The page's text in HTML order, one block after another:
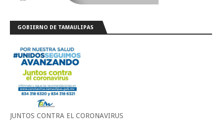
GOBIERNO DE TAMAULIPAS
JUNTOS CONTRA EL CORONAVIRUS